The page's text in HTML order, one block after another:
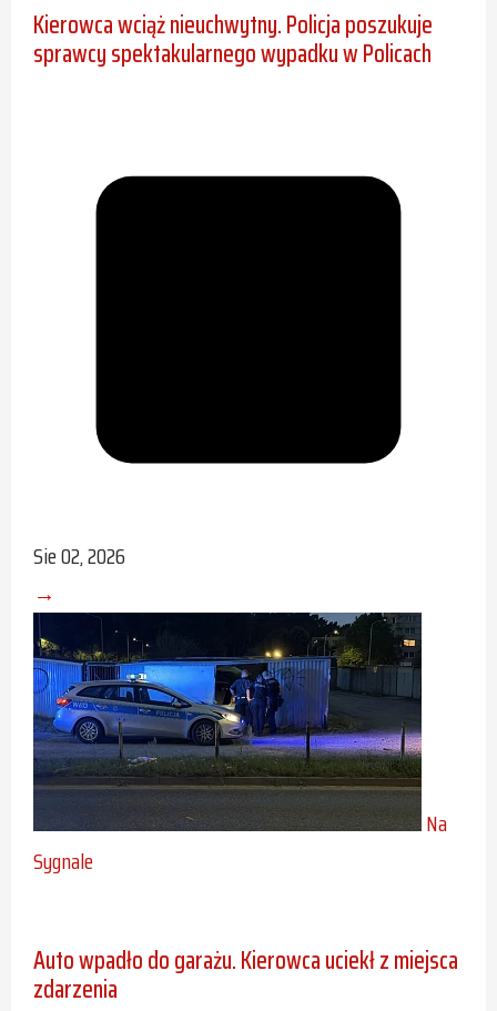
Kierowca wciąż nieuchwytny. Policja poszukuje
sprawcy spektakularnego wypadku w Policach
Sie 02, 2026
→
Na
Sygnale
Auto wpadło do garażu. Kierowca uciekł z miejsca
zdarzenia